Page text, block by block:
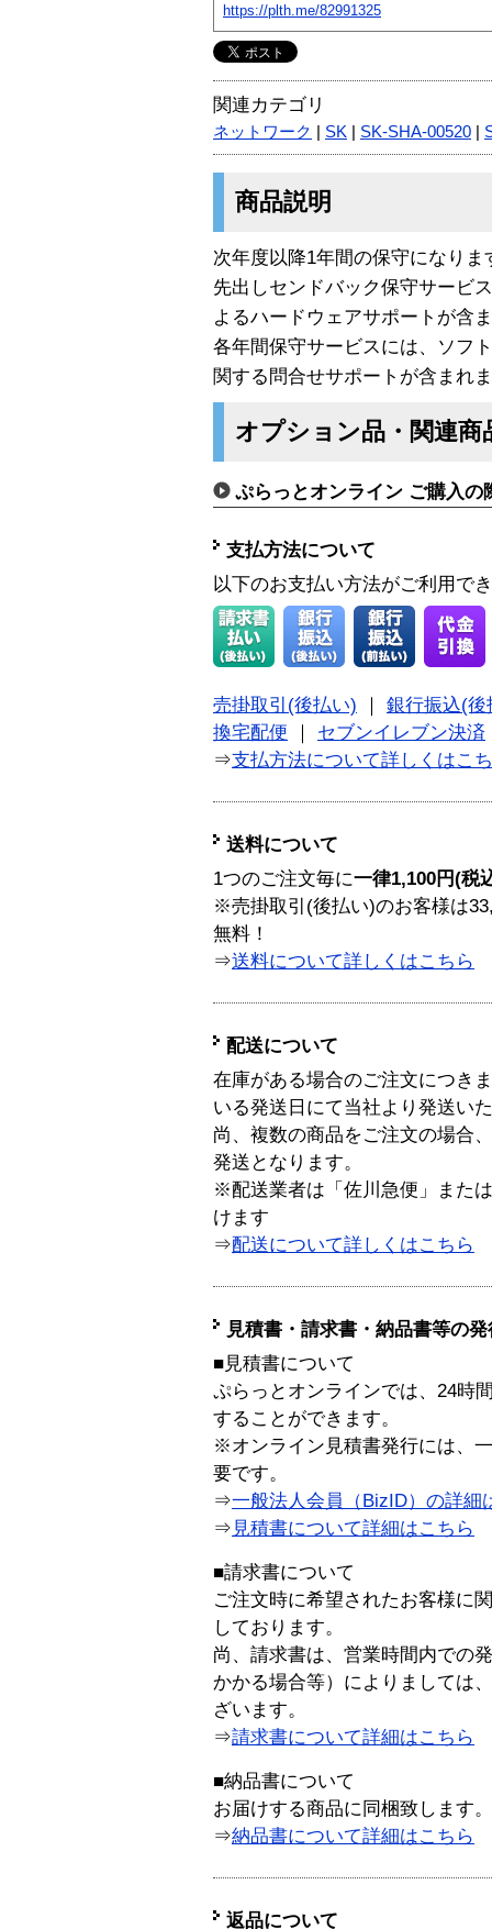
https://plth.me/82991325
関連カテゴリ
ネットワーク SK SK-SHA-00520
商品説明
次年度以降1年間の保守になりま
先出しセンドバック保守サービ
よるハードウェアサポートが含
各年間保守サービスには、ソフ
関する問合せサポートが含まれ
オプション品・関連商
ぷらっとオンライン ご購入の
支払方法について
以下のお支払い方法がご利用で
売掛取引(後払い)
銀行振込(後
換宅配便
セブンイレブン決済
⇒支払方法について詳しくはこ
送料について
1つのご注文毎に一律1,100円(税
※売掛取引(後払い)のお客様は
無料！
⇒送料について詳しくはこちら
配送について
在庫がある場合のご注文につき
いる発送日にて当社より発送い
尚、複数の商品をご注文の場合
発送となります。
※配送業者は「佐川急便」また
けます
⇒配送について詳しくはこちら
見積書・請求書・納品書等の
■見積書について
ぷらっとオンラインでは、24時
することができます。
※オンライン見積書発行には、
要です。
⇒一般法人会員（BizID）の詳細
⇒ 見積書について詳細はこちら
■請求書について
ご注文時に希望されたお客様に
しております。
尚、請求書は、営業時間内での
かかる場合等）によりましては
ざいます。
⇒請求書について詳細はこちら
■納品書について
お届けする商品に同梱致します。
⇒納品書について詳細はこちら
返品について